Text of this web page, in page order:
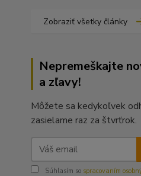
Zobraziť všetky články
Nepremeškajte
a zľavy!
Môžete sa kedykoľvek
zasielame raz za štvrťrok.
Súhlasím so spracovaním